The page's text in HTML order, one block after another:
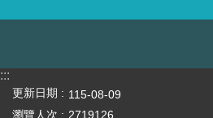
:::
更新日期
115-08-09
瀏覽人次
2719126